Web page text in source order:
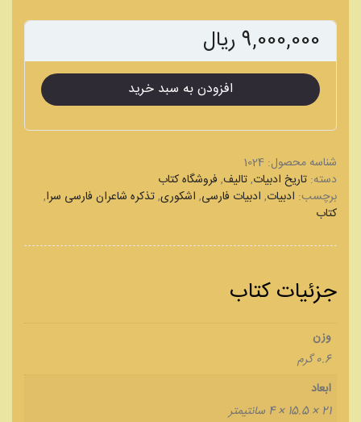
9,000,000 ریال
تذکره
شاعران
عدد
افزودن به سبد خرید
شناسه محصول: 1024
دسته: تاریخ ادبیات,تالیف, فروشگاه کتاب
برچسب: ادبیات, ادبیات فارسی, اشکوری,تذکره شاعران فارسی سرا,
کتاب
جزئیات کتاب
وزن
0.6 گرم
ابعاد
21 × 15.5 × 4 سانتیمتر